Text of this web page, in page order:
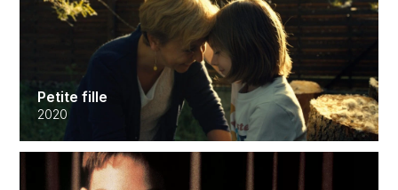
Petite fille
2020